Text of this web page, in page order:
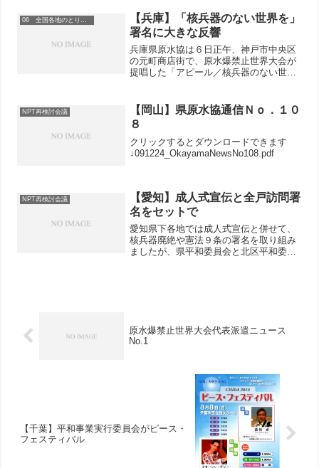
討会議準備会合で来年５月の再検討会議
の議題に「核兵器の全...
06 全国各地のとりくみ
【兵庫】「核兵器のない世界を」
署名に大きな反響
兵庫県原水協は６日正午、神戸市中央区
の元町商店街で、原水爆禁止世界大会が
提唱した「アピール／核兵器のない世界
NPT再検討会議
【岡山】県原水協通信Ｎｏ．１０
８
クリックするとダウンロードできます
↓091224_OkayamaNewsNo108.pdf
NPT再検討会議
【愛知】成人式宣伝と全戸訪問署
名をセットで
愛知県下各地では成人式宣伝と併せて、
核兵器廃絶や憲法９条の署名を取り組み
ましたが、県平和委員会と北区平和委員
原水爆禁止世界大会代表派遣ニュース
No.1
【千葉】平和事業実行委員会がピース・
フェスティバル